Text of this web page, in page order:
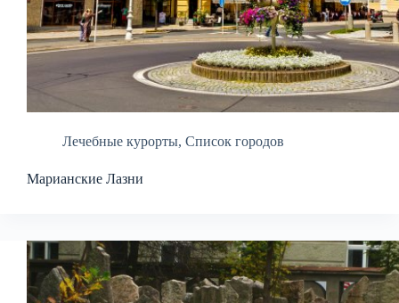
Лечебные курорты, Список городов
Марианские Лазни